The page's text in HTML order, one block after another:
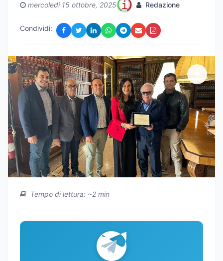
mercoledì 15 ottobre, 2025 Redazione
Condividi:
Tempo di lettura: ~2 min